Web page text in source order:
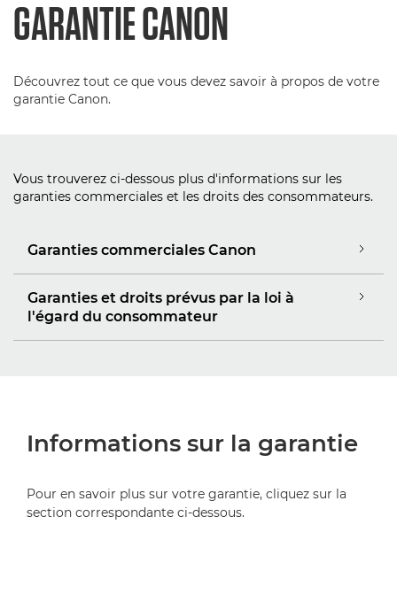
GARANTIE CANON
Découvrez tout ce que vous devez savoir à propos de votre
garantie Canon.
Vous trouverez ci-dessous plus d'informations sur les
garanties commerciales et les droits des consommateurs.
Garanties commerciales Canon
Garanties et droits prévus par la loi à
l'égard du consommateur
Informations sur la garantie
Pour en savoir plus sur votre garantie, cliquez sur la
section correspondante ci-dessous.